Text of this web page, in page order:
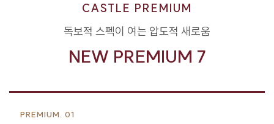
CASTLE PREMIUM
독보적 스펙이 여는 압도적 새로움
NEW PREMIUM 7
PREMIUM. 01